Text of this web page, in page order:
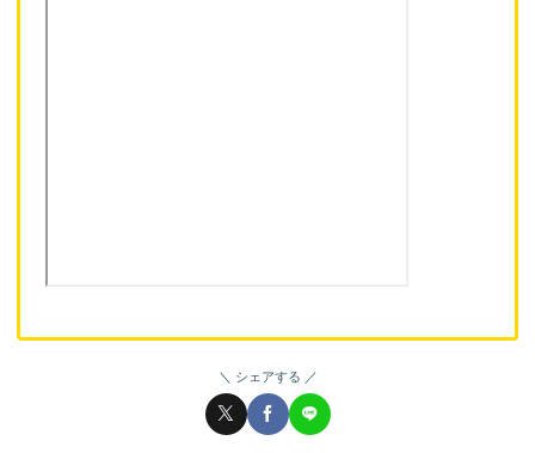
シェアする